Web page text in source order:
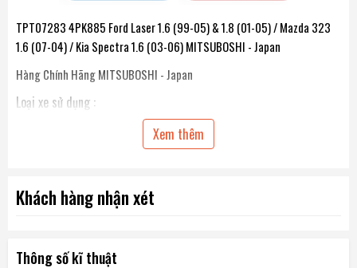
TPT07283 4PK885 Ford Laser 1.6 (99-05) & 1.8 (01-05) / Mazda 323
1.6 (07-04) / Kia Spectra 1.6 (03-06) MITSUBOSHI - Japan
Hàng Chính Hãng MITSUBOSHI - Japan
Loại xe sử dụng :
Kia Spectra 1.6 (03-06)
Xem thêm
Khách hàng nhận xét
Thông số kĩ thuật